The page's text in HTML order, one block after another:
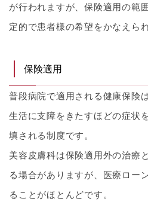
が行われますが、保険適用の範
定的で患者様の希望をかなえら
保険適用
普段病院で適用される健康保険
生活に支障をきたすほどの症状
填される制度です。
美容皮膚科は保険適用外の治療
る場合がありますが、医療ロー
ることがほとんどです。